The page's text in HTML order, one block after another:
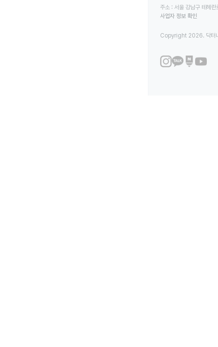
주소 : 서울 강남구 테헤
사업자 정보 확인
Copyright 2026. 닥터